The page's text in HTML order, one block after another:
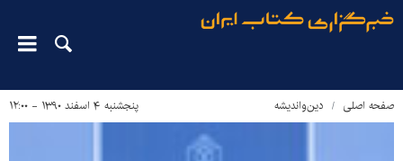
صفحه اصلی دین‌واندیشه پنجشنبه ۴ اسفند ۱۳۹۰ - ۱۲:۰۰